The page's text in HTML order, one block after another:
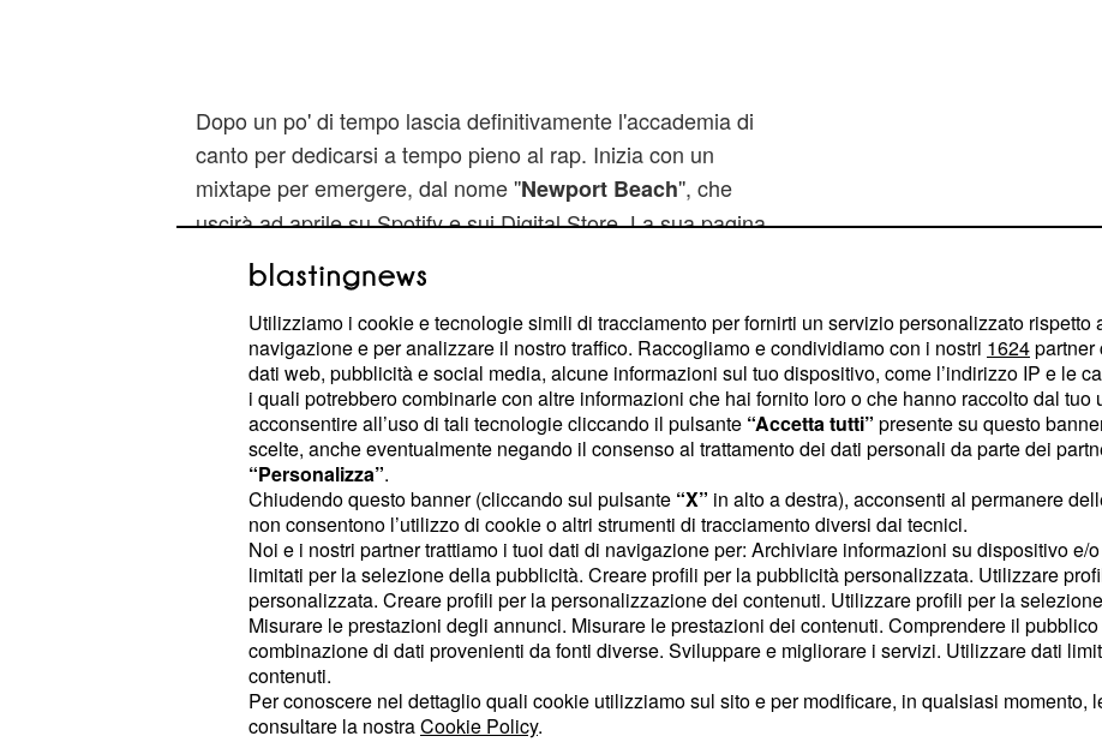
Dopo un po' di tempo lascia definitivamente l'accademia di
canto per dedicarsi a tempo pieno al rap. Inizia con un
mixtape per emergere, dal nome ''Newport Beach'', che
uscirà ad aprile su Spotify e sui Digital Store. La sua pagina
Facebook ha più di duecento persone che la seguono, i post
arrivano e superano i cinquanta ''mi piace''.
''Trascorsi Notturni'': il nuovo
singolo.
L'ultimo singolo si chiama ''Trascorsi Notturni'' ed è un
singolo molto complesso. Ha deciso di raccontare i suoi
avvenimenti passati, dal periodo buio all'insonnia, passando
per gli attacchi di panico, mettendo all'interno del testo
anche le frustrazioni e gli ideali. Il video ufficiale è stato
caricato su youtube e ha ottenuto cinquemila visualizzazioni
e più di cinquanta ''mi piace'' in meno di due giorni.
Utilizziamo i cookie e tecnologie simili di tracciamento per fornirti un servizio personalizzato rispetto
navigazione e per analizzare il nostro traffico. Raccogliamo e condividiamo con i nostri 1624partner
dati web, pubblicità e social media, alcune informazioni sul tuo dispositivo, come l’indirizzo IP e le
i quali potrebbero combinarle con altre informazioni che hai fornito loro o che hanno raccolto dal
acconsentire all’uso di tali tecnologie cliccando il pulsante “Accetta tutti” presente su questo
scelte, anche eventualmente negando il consenso al trattamento dei dati personali da parte dei
“Personalizza”.
Chiudendo questo banner (cliccando sul pulsante “X” in alto a destra), acconsenti al permanere
non consentono l’utilizzo di cookie o altri strumenti di tracciamento diversi dai tecnici.
Noi e i nostri partner trattiamo i tuoi dati di navigazione per: Archiviare informazioni su dispositivo e/
limitati per la selezione della pubblicità. Creare profili per la pubblicità personalizzata. Utilizzare
personalizzata. Creare profili per la personalizzazione dei contenuti. Utilizzare profili per la
Misurare le prestazioni degli annunci. Misurare le prestazioni dei contenuti. Comprendere il
combinazione di dati provenienti da fonti diverse. Sviluppare e migliorare i servizi. Utilizzare dati
contenuti.
Per conoscere nel dettaglio quali cookie utilizziamo sul sito e per modificare, in qualsiasi momento,
consultare la nostraCookie Policy.